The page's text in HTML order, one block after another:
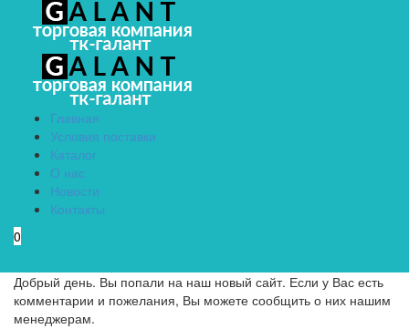
Главная
Условия поставки
Каталог
О нас
Новости
Контакты
0
Добрый день. Вы попали на наш новый сайт. Если у Вас есть
комментарии и пожелания, Вы можете сообщить о них нашим
менеджерам.